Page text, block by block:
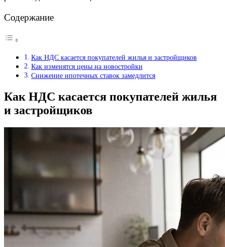
Содержание
Как НДС касается покупателей жилья и застройщиков
Как изменятся цены на новостройки
Снижение ипотечных ставок замедлится
Как НДС касается покупателей жилья
и застройщиков